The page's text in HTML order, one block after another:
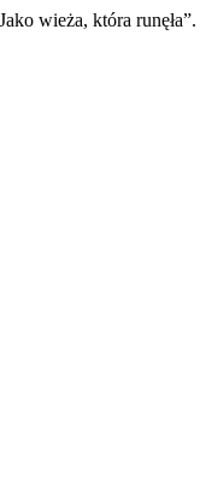
wieża, która runęła”.